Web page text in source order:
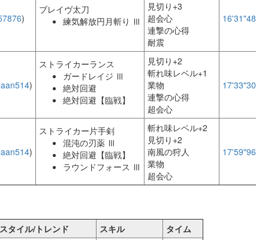
)
ブレイヴ太刀
練気解放円月斬り Ⅲ
見切り+3
超会心
連撃の心得
耐震
16'31"48
)
ストライカーランス
ガードレイジ Ⅲ
絶対回避
絶対回避【臨戦】
見切り+2
斬れ味レベル+1
業物
連撃の心得
超会心
17'33"30
)
ストライカー片手剣
混沌の刃薬 Ⅲ
絶対回避【臨戦】
ラウンドフォース Ⅲ
斬れ味レベル+2
見切り+2
南風の狩人
業物
超会心
17'59"96
スタイル/トレンド スキル タイム